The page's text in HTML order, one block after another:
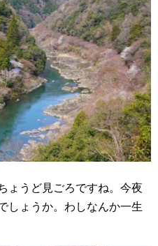
ょうど見ごろですね。今夜
しょうか。わしなんか一生